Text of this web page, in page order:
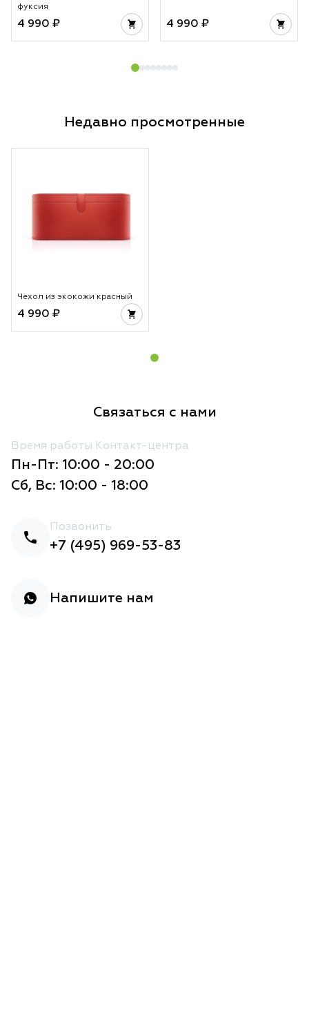
фуксия
4 990 ₽ 4 990 ₽
Недавно просмотренные
Чехол из экокожи красный
4 990 ₽
Связаться с нами
Время работы Контакт-центра
Пн-Пт: 10:00 - 20:00
Сб, Вс: 10:00 - 18:00
Позвонить
+7 (495) 969-53-83
Напишите нам